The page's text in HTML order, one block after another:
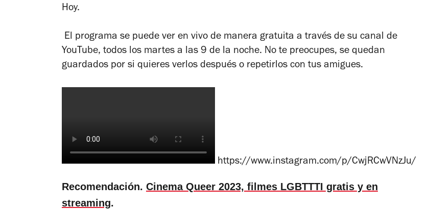
Hoy.
El programa se puede ver en vivo de manera gratuita a través de su canal de
YouTube, todos los martes a las 9 de la noche. No te preocupes, se quedan
guardados por si quieres verlos después o repetirlos con tus amigues.
https://www.instagram.com/p/CwjRCwVNzJu/
Recomendación. Cinema Queer 2023, filmes LGBTTTI gratis y en
streaming.